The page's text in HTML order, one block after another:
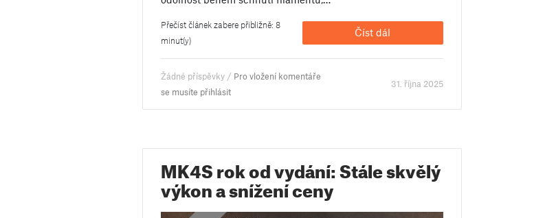
Přečíst článek zabere přibližně: 8
minut(y)
Číst dál
Žádné příspěvky / Pro vložení komentáře
se musíte přihlásit
31. října 2025
MK4S rok od vydání: Stále skvělý
výkon a snížení ceny